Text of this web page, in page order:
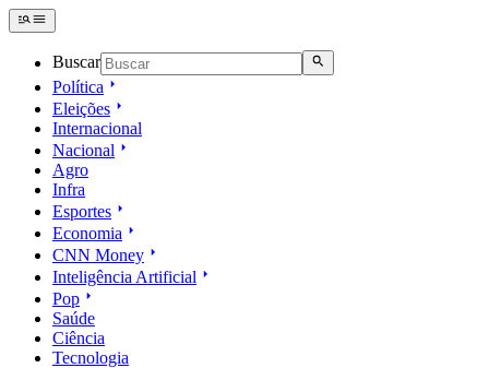
Buscar
Política
Eleições
Internacional
Nacional
Agro
Infra
Esportes
Economia
CNN Money
Inteligência Artificial
Pop
Saúde
Ciência
Tecnologia